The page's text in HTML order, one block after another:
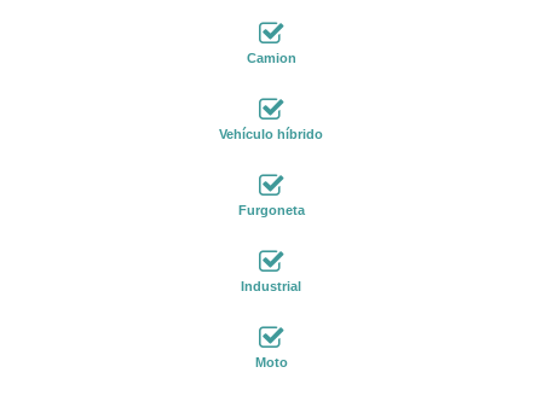
Camion
Vehículo híbrido
Furgoneta
Industrial
Moto